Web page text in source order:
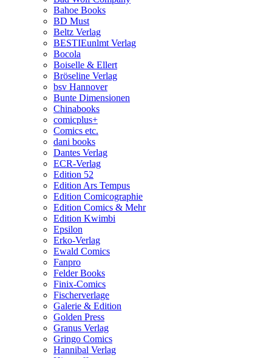
Bahoe Books
BD Must
Beltz Verlag
BESTIEunlmt Verlag
Bocola
Boiselle & Ellert
Bröseline Verlag
bsv Hannover
Bunte Dimensionen
Chinabooks
comicplus+
Comics etc.
dani books
Dantes Verlag
ECR-Verlag
Edition 52
Edition Ars Tempus
Edition Comicographie
Edition Comics & Mehr
Edition Kwimbi
Epsilon
Erko-Verlag
Ewald Comics
Fanpro
Felder Books
Finix-Comics
Fischerverlage
Galerie & Edition
Golden Press
Granus Verlag
Gringo Comics
Hannibal Verlag